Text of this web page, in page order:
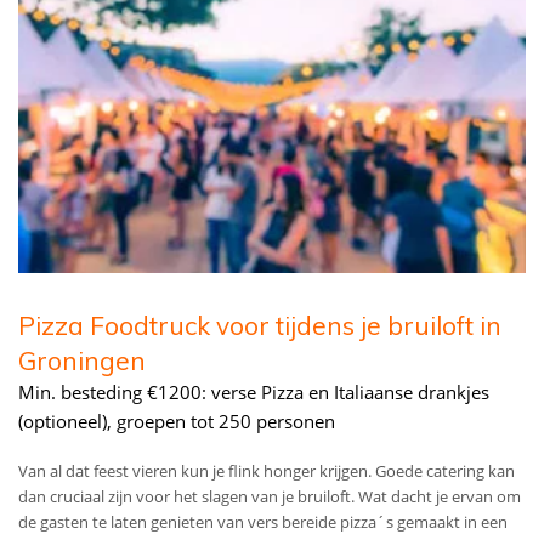
Pizza Foodtruck voor tijdens je bruiloft in
Groningen
Min. besteding €1200: verse Pizza en Italiaanse drankjes
(optioneel), groepen tot 250 personen
Van al dat feest vieren kun je flink honger krijgen. Goede catering kan
dan cruciaal zijn voor het slagen van je bruiloft. Wat dacht je ervan om
de gasten te laten genieten van vers bereide pizza´s gemaakt in een